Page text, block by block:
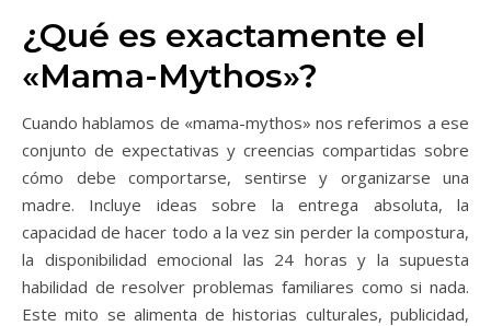
¿Qué es exactamente el
«Mama-Mythos»?
Cuando hablamos de «mama-mythos» nos referimos a ese
conjunto de expectativas y creencias compartidas sobre
cómo debe comportarse, sentirse y organizarse una
madre. Incluye ideas sobre la entrega absoluta, la
capacidad de hacer todo a la vez sin perder la compostura,
la disponibilidad emocional las 24 horas y la supuesta
habilidad de resolver problemas familiares como si nada.
Este mito se alimenta de historias culturales, publicidad,